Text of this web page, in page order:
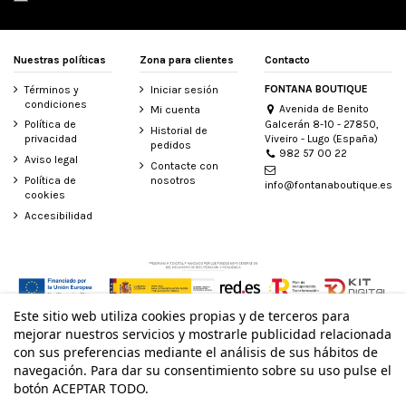
Nuestras políticas
Términos y
condiciones
Política de
privacidad
Aviso legal
Política de
cookies
Accesibilidad
Zona para clientes
Iniciar sesión
Mi cuenta
Historial de
pedidos
Contacte con
nosotros
Contacto
FONTANA BOUTIQUE
Avenida de Benito
Galcerán 8-10 - 27850,
Viveiro - Lugo (España)
982 57 00 22
info@fontanaboutique.es
Este sitio web utiliza cookies propias y de terceros para
mejorar nuestros servicios y mostrarle publicidad relacionada
con sus preferencias mediante el análisis de sus hábitos de
navegación. Para dar su consentimiento sobre su uso pulse el
botón ACEPTAR TODO.
© Todos los derechos reservados - Powered bybytefactory